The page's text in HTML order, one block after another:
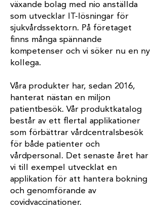
växande bolag med nio anställda
som utvecklar IT-lösningar för
sjukvårdssektorn. På företaget
finns många spännande
kompetenser och vi söker nu en ny
kollega.
Våra produkter har, sedan 2016,
hanterat nästan en miljon
patientbesök. Vår produktkatalog
består av ett flertal applikationer
som förbättrar vårdcentralsbesök
för både patienter och
vårdpersonal. Det senaste året har
vi till exempel utvecklat en
applikation för att hantera bokning
och genomförande av
covidvaccinationer.